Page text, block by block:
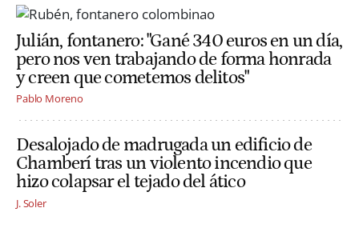
Julián, fontanero: "Gané 340 euros en un día,
pero nos ven trabajando de forma honrada
y creen que cometemos delitos"
Pablo Moreno
Desalojado de madrugada un edificio de
Chamberí tras un violento incendio que
hizo colapsar el tejado del ático
J. Soler